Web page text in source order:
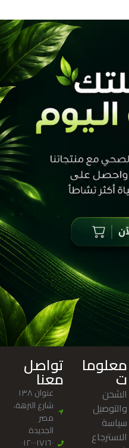
معلوما
ت
الشحن
والتوصيل
سياسة
الاسترجاع
تواصل
معنا عنوان ١٣٨
شارع النزهة،
مصر
الجديدة
٠١٢٠٠٠١٧١٦٠